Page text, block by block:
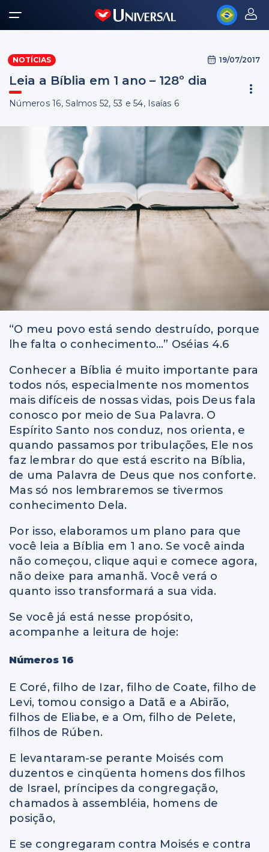
NOTÍCIAS 19/07/2017
Leia a Bíblia em 1 ano – 128º dia
Números 16, Salmos 52, 53 e 54, Isaías 6
“O meu povo está sendo destruído, porque
lhe falta o conhecimento…” Oséias 4.6
Conhecer a Bíblia é muito importante para
todos nós, especialmente nos momentos
mais difíceis de nossas vidas, pois Deus fala
conosco por meio de Sua Palavra. O
Espírito Santo nos conduz, nos orienta, e
quando passamos por tribulações, Ele nos
faz lembrar do que está escrito na Bíblia,
de uma Palavra de Deus que nos conforte.
Mas só nos lembraremos se tivermos
conhecimento Dela.
Por isso, elaboramos um plano para que
você leia a Bíblia em 1 ano. Se você ainda
não começou, clique aqui e comece agora,
não deixe para amanhã. Você verá o
quanto isso transformará a sua vida.
Se você já está nesse propósito,
acompanhe a leitura de hoje:
Números 16
E Coré, filho de Izar, filho de Coate, filho de
Levi, tomou consigo a Datã e a Abirão,
filhos de Eliabe, e a Om, filho de Pelete,
filhos de Rúben.
E levantaram-se perante Moisés com
duzentos e cinqüenta homens dos filhos
de Israel, príncipes da congregação,
chamados à assembléia, homens de
posição,
E se congregaram contra Moisés e contra